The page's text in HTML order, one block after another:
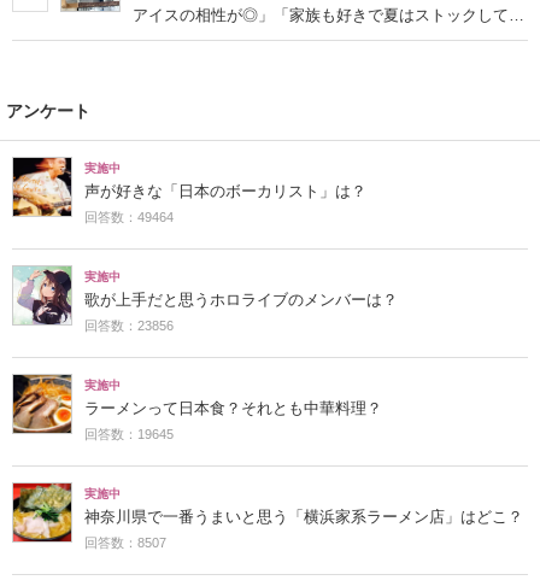
アイスの相性が◎」「家族も好きで夏はストックして
る」
アンケート
実施中
声が好きな「日本のボーカリスト」は？
回答数：49464
実施中
歌が上手だと思うホロライブのメンバーは？
回答数：23856
実施中
ラーメンって日本食？それとも中華料理？
回答数：19645
実施中
神奈川県で一番うまいと思う「横浜家系ラーメン店」はどこ？
回答数：8507